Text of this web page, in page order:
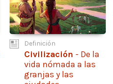
Definición
Civilización - De la
vida nómada a las
granjas y las